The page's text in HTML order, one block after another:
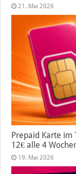
21. Mai 2026
Prepaid Karte im
12€ alle 4
19. Mai 2026